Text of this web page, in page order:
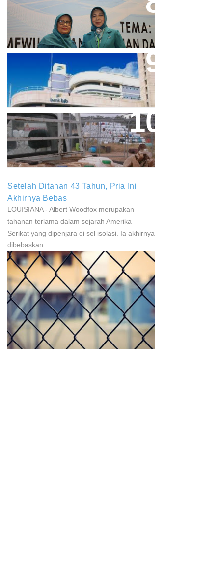
Perpres No.99/2017 Bisa Jadi
Acuan Semangat Pengabdian
Aher Minta Pemerintah Pusat
Masukan Kembali BJB Sebagai
Penyalur KUR
Paparan Pestisida Sebabkan
Parkinson Dan Kanker
Setelah Ditahan 43 Tahun, Pria Ini
Akhirnya Bebas
LOUISIANA - Albert Woodfox merupakan
tahanan terlama dalam sejarah Amerika
Serikat yang dipenjara di sel isolasi. Ia akhirnya
dibebaskan...